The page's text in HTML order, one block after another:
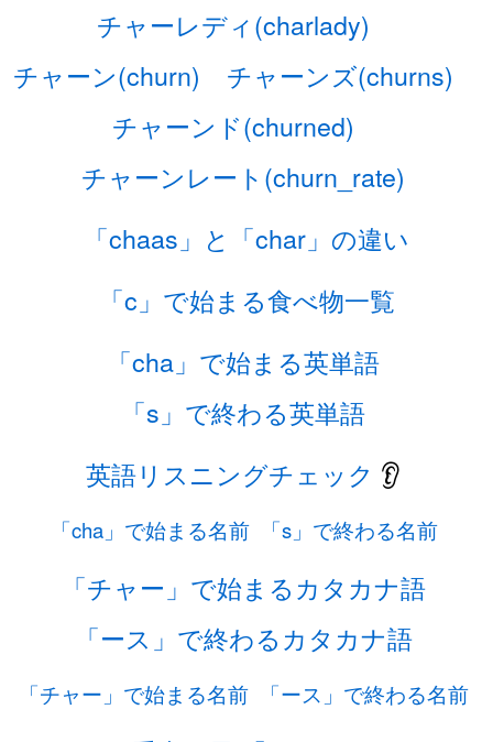
チャーレディ(charlady)
チャーン(churn)
チャーンズ(churns)
チャーンド(churned)
チャーンレート(churn_rate)
「chaas」と「char」の違い
「c」で始まる食べ物一覧
「cha」で始まる英単語
「s」で終わる英単語
英語リスニングチェック 👂
「cha」で始まる名前 「s」で終わる名前
「チャー」で始まるカタカナ語
「ース」で終わるカタカナ語
「チャー」で始まる名前 「ース」で終わる名前